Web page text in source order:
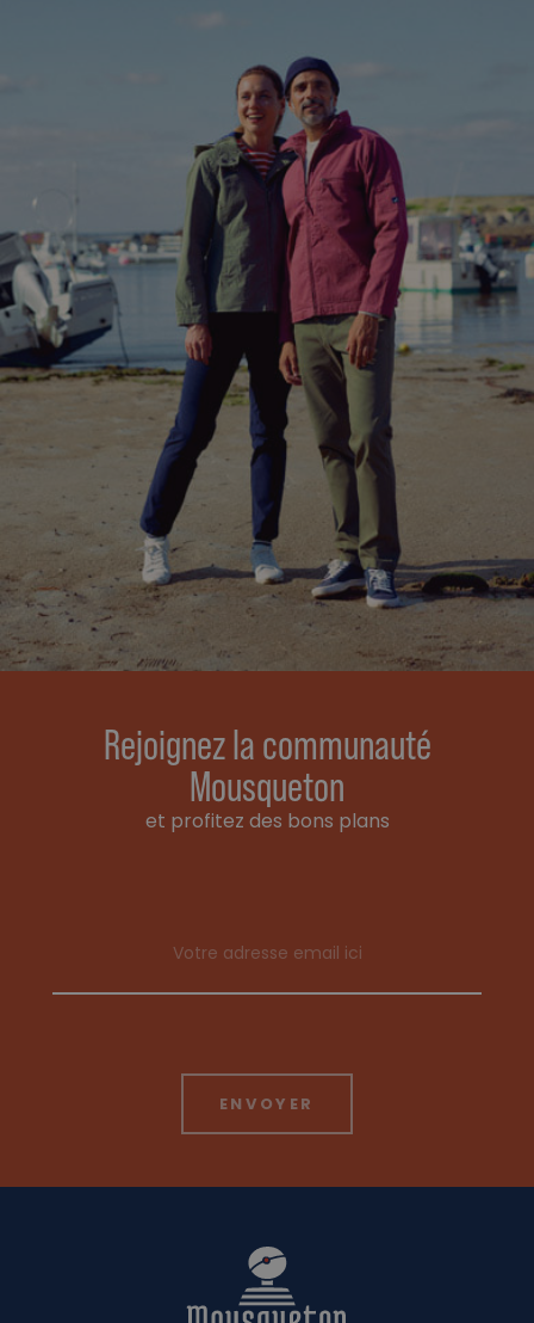
Rejoignez la communauté
Mousqueton
et profitez des bons plans